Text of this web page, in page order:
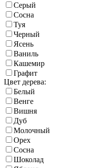
Серый
Сосна
Туя
Черный
Ясень
Ваниль
Кашемир
Графит
Цвет дерева:
Белый
Венге
Вишня
Дуб
Молочный
Орех
Сосна
Шоколад